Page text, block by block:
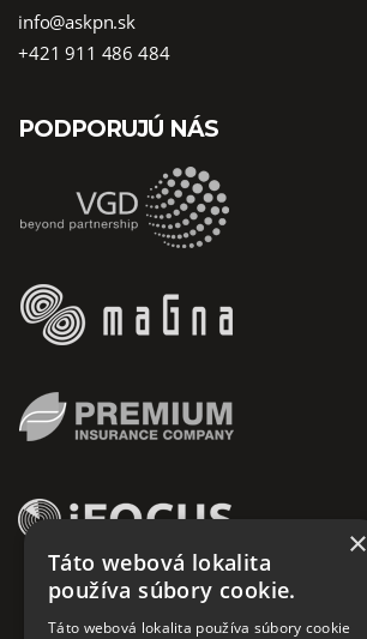
info@askpn.sk
+421 911 486 484
PODPORUJÚ NÁS
×
Táto webová lokalita
používa súbory cookie.
Táto webová lokalita používa súbory cookie